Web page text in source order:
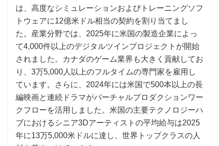
は、高度なシミュレーションおよびトレーニングソフ
トウェアに12億米ドル相当の契約を割り当てまし
た。産業分野では、2025年に米国の製造企業によっ
て4,000件以上のデジタルツインプロジェクトが開始
されました。カナダのゲーム業界も大きく貢献してお
り、3万5,000人以上のフルタイムの専門家を雇用し
ています。さらに、2024年には米国で500本以上の長
編映画と連続ドラマがバーチャルプロダクションワー
クフローを活用しました。米国の主要テクノロジーハ
ブにおけるシニア3Dアーティストの平均給与は2025
年に13万5,000米ドルに達し、世界トップクラスの人